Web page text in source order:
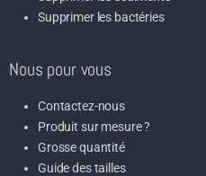
Supprimer les bactéries
Nous pour vous
Contactez-nous
Produit sur mesure ?
Grosse quantité
Guide des tailles